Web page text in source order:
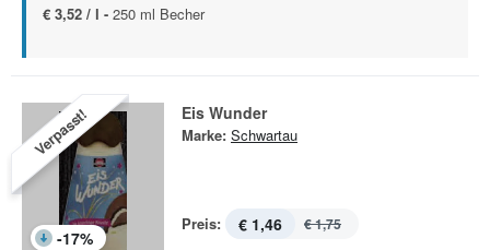
€ 3,52 / l - 250 ml Becher
Verpasst!
-17%
Eis Wunder
Marke: Schwartau
Preis: € 1,46 € 1,75